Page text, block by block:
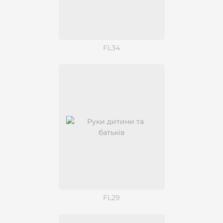
FL34
FL29